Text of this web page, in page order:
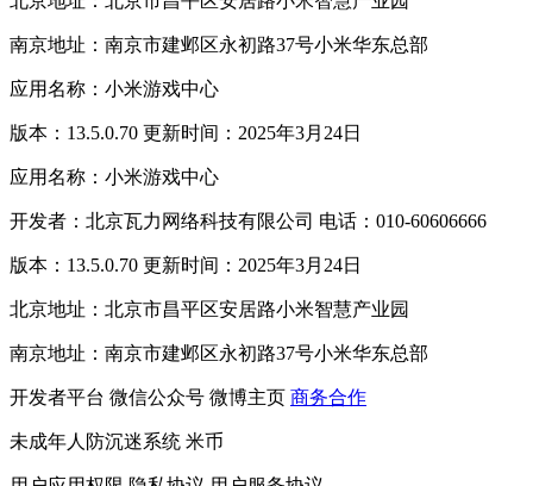
南京地址：南京市建邺区永初路37号小米华东总部
应用名称：小米游戏中心
版本：13.5.0.70 更新时间：2025年3月24日
应用名称：小米游戏中心
开发者：北京瓦力网络科技有限公司 电话：010-60606666
版本：13.5.0.70 更新时间：2025年3月24日
北京地址：北京市昌平区安居路小米智慧产业园
南京地址：南京市建邺区永初路37号小米华东总部
开发者平台 微信公众号 微博主页 商务合作
未成年人防沉迷系统 米币